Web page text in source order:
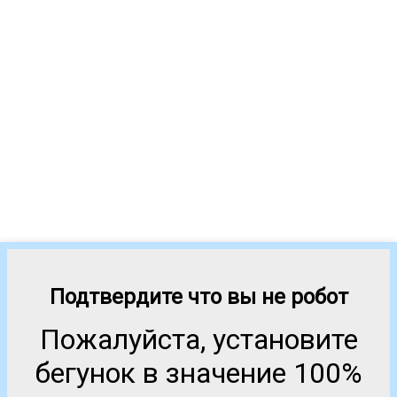
Подтвердите что вы не робот
Пожалуйста, установите
бегунок в значение 100%